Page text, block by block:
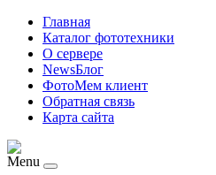
Главная
Каталог фототехники
О сервере
NewsБлог
ФотоМем клиент
Обратная связь
Карта сайта
Menu